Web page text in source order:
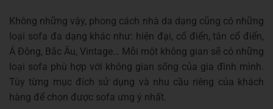
Không những vậy, phong cách nhà da dạng cũng có những
loại sofa đa dạng khác như: hiện đại, cổ điển, tân cổ điển,
Á Đông, Bắc Âu, Vintage… Mỗi một không gian sẽ có những
loại sofa phù hợp với không gian sống của gia đình mình.
Tùy từng mục đích sử dụng và nhu cầu riêng của khách
hàng để chọn được sofa ưng ý nhất.